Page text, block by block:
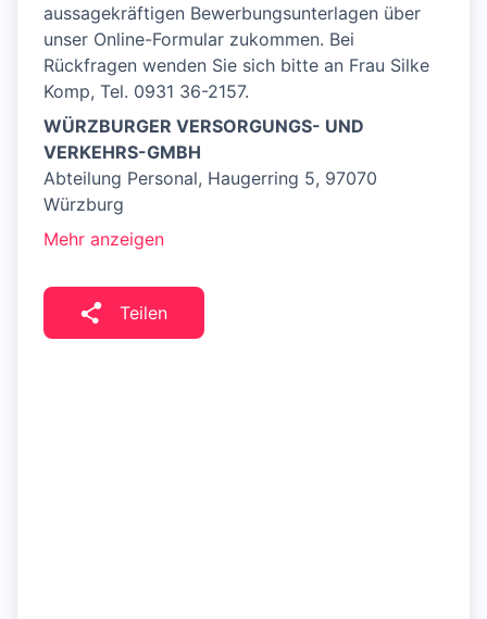
aussagekräftigen Bewerbungsunterlagen über
unser Online-Formular zukommen. Bei
Rückfragen wenden Sie sich bitte an Frau Silke
Komp, Tel. 0931 36-2157.
WÜRZBURGER VERSORGUNGS- UND
VERKEHRS-GMBH
Abteilung Personal, Haugerring 5, 97070
Würzburg
Mehr anzeigen
Teilen